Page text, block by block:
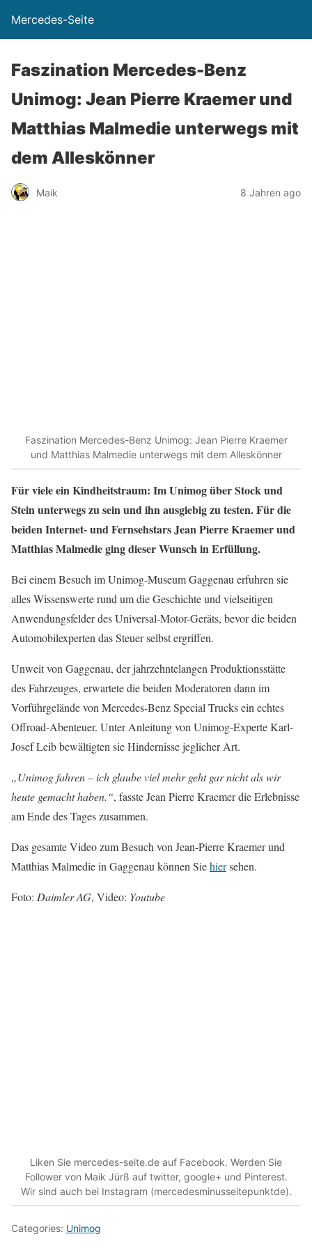
Mercedes-Seite
Faszination Mercedes-Benz
Unimog: Jean Pierre Kraemer und
Matthias Malmedie unterwegs mit
dem Alleskönner
Maik 8 Jahren ago
Faszination Mercedes-Benz Unimog: Jean Pierre Kraemer
und Matthias Malmedie unterwegs mit dem Alleskönner
Für viele ein Kindheitstraum: Im Unimog über Stock und
Stein unterwegs zu sein und ihn ausgiebig zu testen. Für die
beiden Internet- und Fernsehstars Jean Pierre Kraemer und
Matthias Malmedie ging dieser Wunsch in Erfüllung.
Bei einem Besuch im Unimog-Museum Gaggenau erfuhren sie
alles Wissenswerte rund um die Geschichte und vielseitigen
Anwendungsfelder des Universal-Motor-Geräts, bevor die beiden
Automobilexperten das Steuer selbst ergriffen.
Unweit von Gaggenau, der jahrzehntelangen Produktionsstätte
des Fahrzeuges, erwartete die beiden Moderatoren dann im
Vorführgelände von Mercedes-Benz Special Trucks ein echtes
Offroad-Abenteuer. Unter Anleitung von Unimog-Experte Karl-
Josef Leib bewältigten sie Hindernisse jeglicher Art.
„Unimog fahren – ich glaube viel mehr geht gar nicht als wir
heute gemacht haben.“, fasste Jean Pierre Kraemer die Erlebnisse
am Ende des Tages zusammen.
Das gesamte Video zum Besuch von Jean-Pierre Kraemer und
Matthias Malmedie in Gaggenau können Siehiersehen.
Foto: Daimler AG, Video: Youtube
Liken Sie mercedes-seite.de auf Facebook. Werden Sie
Follower von Maik Jürß auf twitter, google+ und Pinterest.
Wir sind auch bei Instagram (mercedesminusseitepunktde).
Categories: Unimog